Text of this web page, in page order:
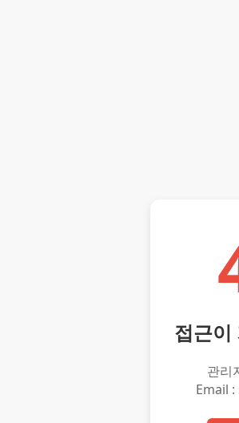
접근이
관리
Email